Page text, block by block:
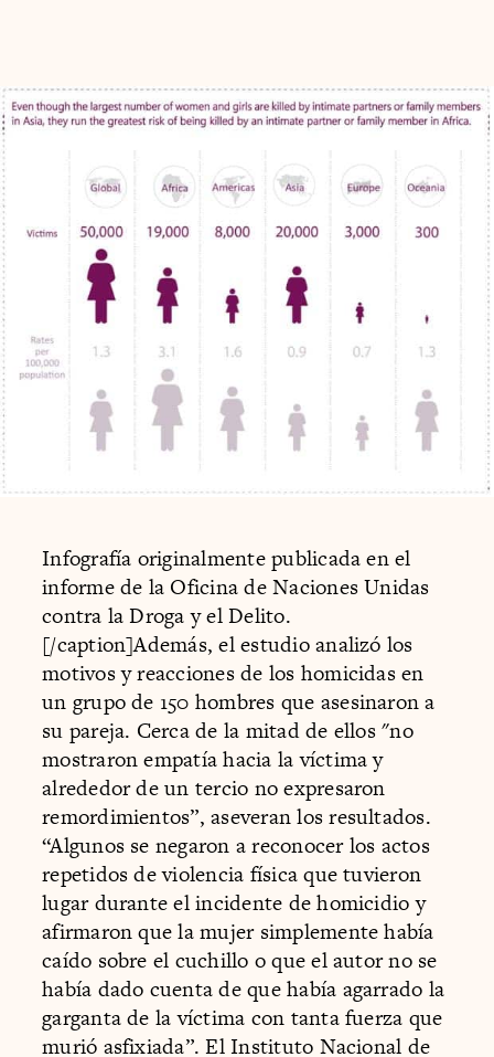
Infografía originalmente publicada en el
informe de la Oficina de Naciones Unidas
contra la Droga y el Delito.
[/caption]Además, el estudio analizó los
motivos y reacciones de los homicidas en
un grupo de 150 hombres que asesinaron a
su pareja. Cerca de la mitad de ellos "no
mostraron empatía hacia la víctima y
alrededor de un tercio no expresaron
remordimientos”, aseveran los resultados.
“Algunos se negaron a reconocer los actos
repetidos de violencia física que tuvieron
lugar durante el incidente de homicidio y
afirmaron que la mujer simplemente había
caído sobre el cuchillo o que el autor no se
había dado cuenta de que había agarrado la
garganta de la víctima con tanta fuerza que
murió asfixiada”. El Instituto Nacional de